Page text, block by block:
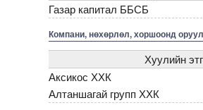
Газар капитал ББСБ
Компани, нөхөрлөл, хоршоонд
Хуулийн
Аксикос ХХК
Алтаншагай групп ХХК